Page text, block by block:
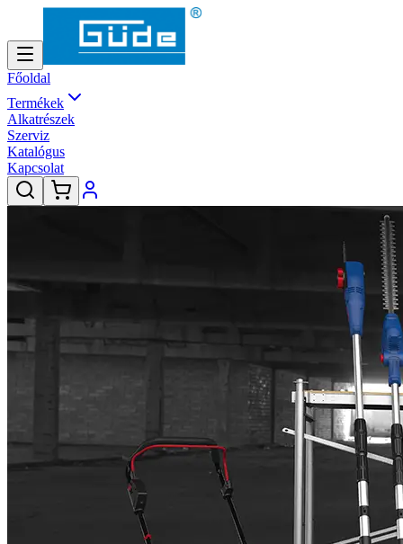
Főoldal
Termékek
Alkatrészek
Szerviz
Katalógus
Kapcsolat